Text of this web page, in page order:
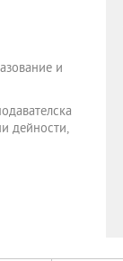
и
дейности,